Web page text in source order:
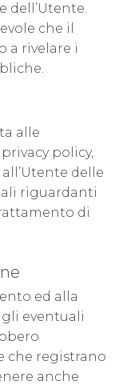
dell’Utente.
che il
a rivelare i
alle
policy,
delle
riguardanti
di
ed alla
eventuali
che registrano
anche